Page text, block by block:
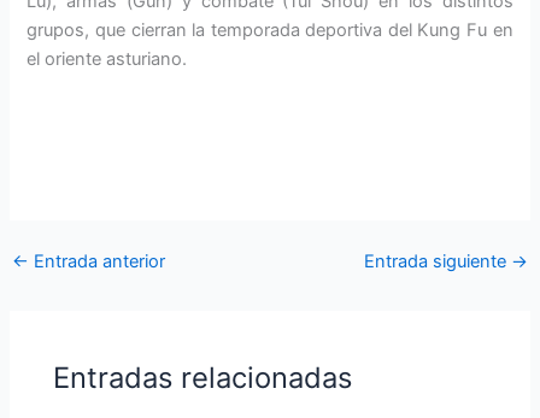
grupos, que cierran la temporada deportiva del Kung Fu en
el oriente asturiano.
← Entrada anterior Entrada siguiente →
Entradas relacionadas